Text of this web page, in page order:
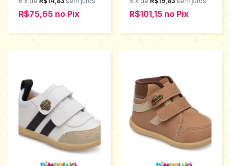
R$75,65 no Pix R$101,15 no Pix